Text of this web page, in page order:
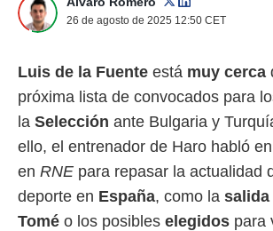
más
y
de
26 de agosto de 2025 12:50 CET
Luis de la Fuente está muy cerca
próxima lista de convocados para
la Selección ante Bulgaria y
ello, el entrenador de Haro habló
en RNE para repasar la actualidad
deporte en España, como la salida
Tomé o los posibles elegidos para